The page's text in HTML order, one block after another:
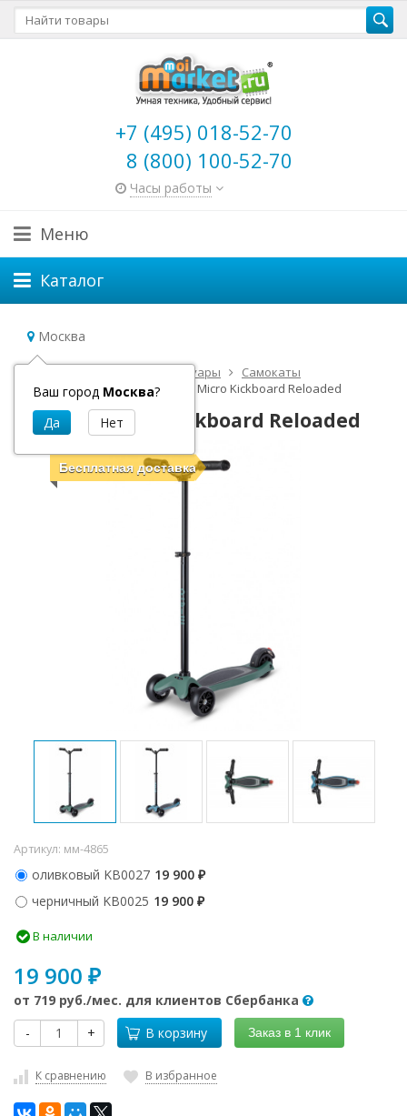
+7 (495) 018-52-70
8 (800) 100-52-70
Часы работы
Меню
Каталог
Москва
Ваш город Москва?
Главная Самокаты и аксессуары
Самокаты
Самокаты Micro
Самокат Micro Kickboard Reloaded
Самокат Micro Kickboard Reloaded
Бесплатная доставка
Артикул: мм-4865
оливковый KB0027 19 900 ₽
черничный KB0025 19 900 ₽
В наличии
19 900 ₽
от 719 руб./мес. для клиентов Сбербанка
-
+ В корзину Заказ в 1 клик
К сравнению В избранное